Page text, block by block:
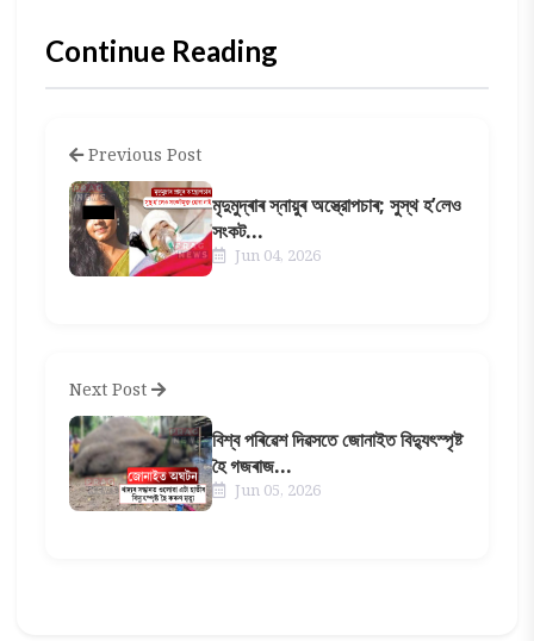
Continue Reading
Previous Post
মৃদুমুদ্ৰাৰ স্নায়ুৰ অস্ত্রোপচাৰ; সুস্থ হ’লেও
সংকট...
Jun 04, 2026
Next Post
বিশ্ব পৰিৱেশ দিৱসতে জোনাইত বিদ্যুৎস্পৃষ্ট
হৈ গজৰাজ...
Jun 05, 2026